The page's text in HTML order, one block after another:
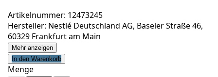
Artikelnummer: 12473245
Hersteller: Nestlé Deutschland AG, Baseler Straße 46,
60329 Frankfurt am Main
Mehr anzeigen
In den Warenkorb
Menge